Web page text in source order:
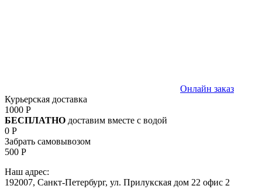
Онлайн заказ
Курьерская доставка
1000 Р
БЕСПЛАТНО доставим вместе с водой
0 Р
Забрать самовывозом
500 Р
Наш адрес:
192007, Санкт-Петербург, ул. Прилукская дом 22 офис 2